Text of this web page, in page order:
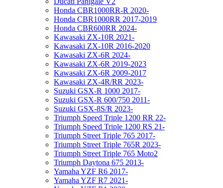
Honda CBR1000RR-R 2020-
Honda CBR1000RR 2017-2019
Honda CBR600RR 2024-
Kawasaki ZX-10R 2021-
Kawasaki ZX-10R 2016-2020
Kawasaki ZX-6R 2024-
Kawasaki ZX-6R 2019-2023
Kawasaki ZX-6R 2009-2017
Kawasaki ZX-4R/RR 2023-
Suzuki GSX-R 1000 2017-
Suzuki GSX-R 600/750 2011-
Suzuki GSX-8S/R 2023-
Triumph Speed Triple 1200 RR 22-
Triumph Speed Triple 1200 RS 21-
Triumph Street Triple 765 2017-
Triumph Street Triple 765R 2023-
Triumph Street Triple 765 Moto2
Triumph Daytona 675 2013-
Yamaha YZF R6 2017-
Yamaha YZF R7 2021-